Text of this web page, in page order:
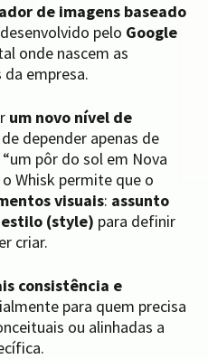
de imagens baseado
pelo Google
onde nascem as
empresa.
um novo nível de
depender apenas de
pôr do sol em Nova
Whisk permite que o
visuais: assunto
estilo (style) para definir
criar.
consistência e
para quem precisa
ou alinhadas a